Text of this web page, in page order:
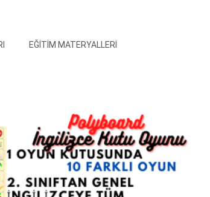
EĞITIM MATERYALLERI